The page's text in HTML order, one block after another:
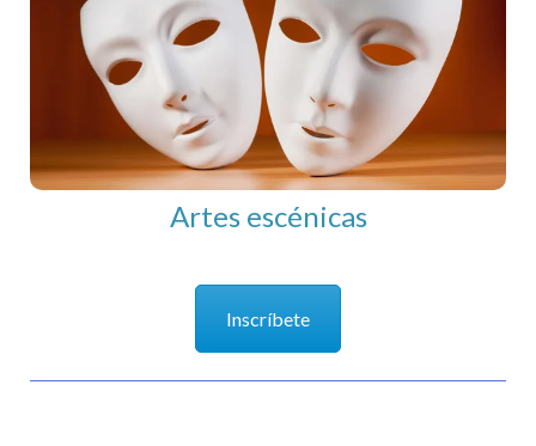
Artes escénicas
Artes escénicas
Inscríbete